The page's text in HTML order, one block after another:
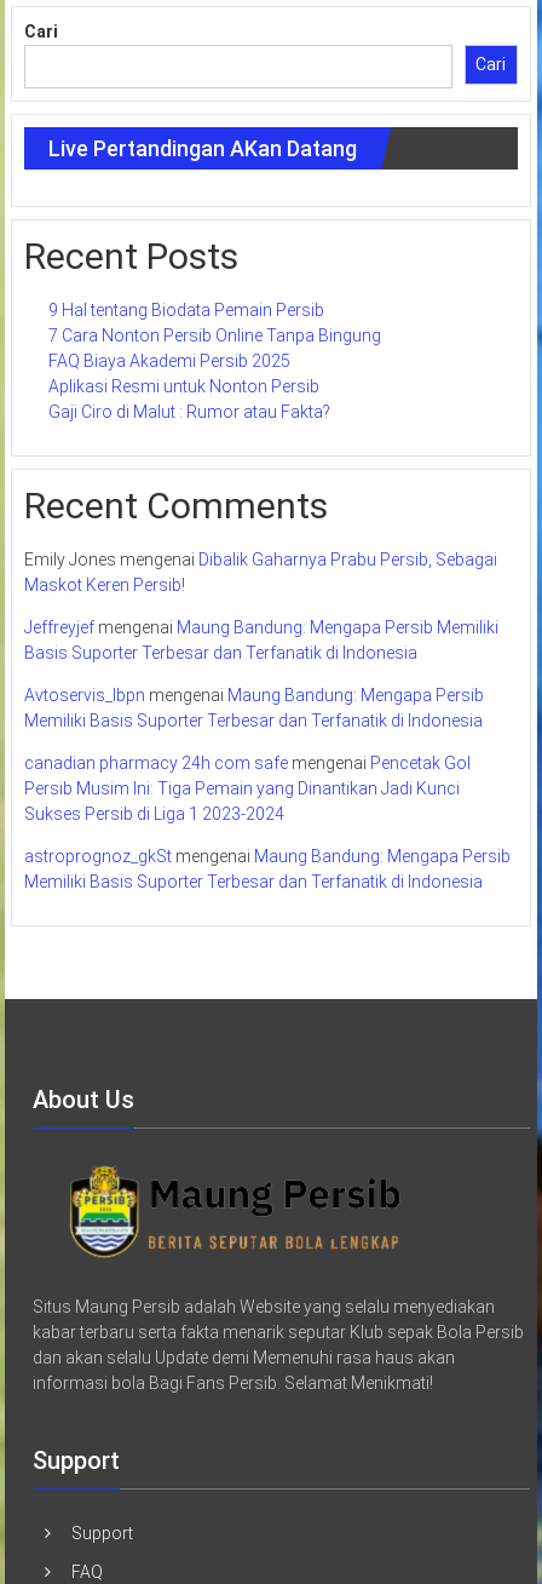
Cari
Cari
Live Pertandingan AKan Datang
Recent Posts
9 Hal tentang Biodata Pemain Persib
7 Cara Nonton Persib Online Tanpa Bingung
FAQ Biaya Akademi Persib 2025
Aplikasi Resmi untuk Nonton Persib
Gaji Ciro di Malut : Rumor atau Fakta?
Recent Comments
Emily Jones mengenai Dibalik Gaharnya Prabu Persib, Sebagai
Maskot Keren Persib!
Jeffreyjefmengenai Maung Bandung: Mengapa Persib Memiliki
Basis Suporter Terbesar dan Terfanatik di Indonesia
Avtoservis_lbpn mengenai Maung Bandung: Mengapa Persib
Memiliki Basis Suporter Terbesar dan Terfanatik di Indonesia
canadian pharmacy 24h com safemengenai Pencetak Gol
Persib Musim Ini: Tiga Pemain yang Dinantikan Jadi Kunci
Sukses Persib di Liga 1 2023-2024
astroprognoz_gkStmengenai Maung Bandung: Mengapa Persib
Memiliki Basis Suporter Terbesar dan Terfanatik di Indonesia
About Us
Situs Maung Persib adalah Website yang selalu menyediakan
kabar terbaru serta fakta menarik seputar Klub sepak Bola Persib
dan akan selalu Update demi Memenuhi rasa haus akan
informasi bola Bagi Fans Persib. Selamat Menikmati!
Support
Support
FAQ